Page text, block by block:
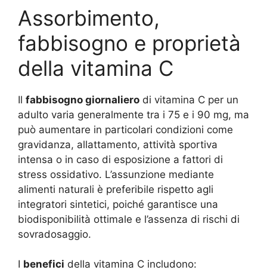
Assorbimento,
fabbisogno e proprietà
della vitamina C
Il fabbisogno giornaliero di vitamina C per un
adulto varia generalmente tra i 75 e i 90 mg, ma
può aumentare in particolari condizioni come
gravidanza, allattamento, attività sportiva
intensa o in caso di esposizione a fattori di
stress ossidativo. L’assunzione mediante
alimenti naturali è preferibile rispetto agli
integratori sintetici, poiché garantisce una
biodisponibilità ottimale e l’assenza di rischi di
sovradosaggio.
I benefici della vitamina C includono: